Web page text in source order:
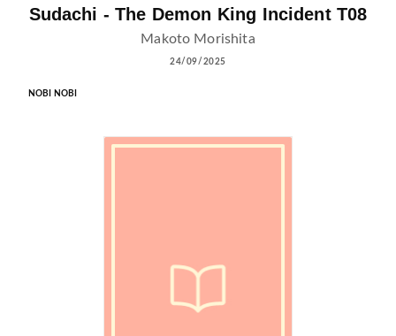
Sudachi - The Demon King Incident T08
Makoto Morishita
24/09/2025
NOBI NOBI